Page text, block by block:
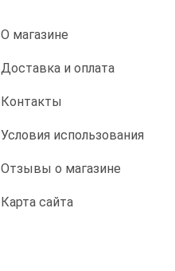
О магазине
Доставка и оплата
Контакты
Условия использования
Отзывы о магазине
Карта сайта